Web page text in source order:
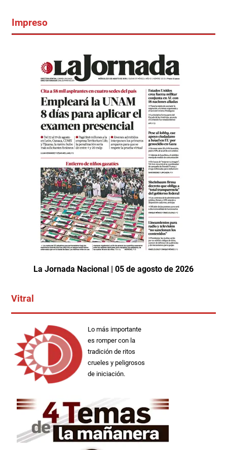
Impreso
La Jornada Nacional | 05 de agosto de 2026
Vitral
Lo más importante
es romper con la
tradición de ritos
crueles y peligrosos
de iniciación.